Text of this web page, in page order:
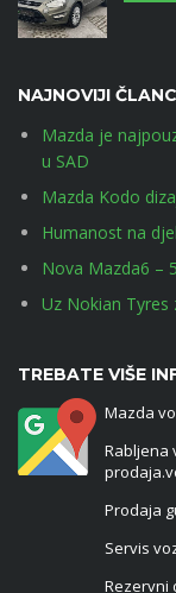
NAJNOVIJI
Mazda je
u SAD
Mazda Kodo
Humanost na
Nova Mazda6 –
Uz Nokian
TREBATE VIŠE
Mazda
Rabljena
Prodaja
Servis
Rezervni